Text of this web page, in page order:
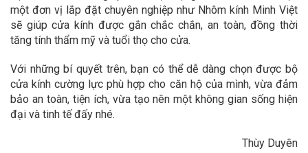
một đơn vị lắp đặt chuyên nghiệp như Nhôm kính Minh Việt
sẽ giúp cửa kính được gắn chắc chắn, an toàn, đồng thời
tăng tính thẩm mỹ và tuổi thọ cho cửa.
Với những bí quyết trên, bạn có thể dễ dàng chọn được bộ
cửa kính cường lực phù hợp cho căn hộ của mình, vừa đảm
bảo an toàn, tiện ích, vừa tạo nên một không gian sống hiện
đại và tinh tế đấy nhé.
Thùy Duyên